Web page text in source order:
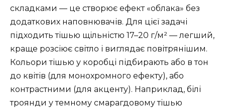
складками — це створює ефект «облака» без
додаткових наповнювачів. Для цієї задачі
підходить тішью щільністю 17–20 г/м² — легший,
краще розсіює світло і виглядає повітрянішим.
Кольори тішью у коробці підбирають або в тон
до квітів (для монохромного ефекту), або
контрастними (для акценту). Наприклад, білі
троянди у темному смарагдовому тішью